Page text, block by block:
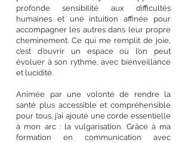
profonde sensibilité aux difficultés
humaines et une intuition affinée pour
accompagner les autres dans leur propre
cheminement. Ce qui me remplit de joie,
c’est d’ouvrir un espace où l’on peut
évoluer à son rythme, avec bienveillance
et lucidité.
Animée par une volonté de rendre la
santé plus accessible et compréhensible
pour tous, j’ai ajouté une corde essentielle
à mon arc : la vulgarisation. Grâce à ma
formation en communication avec